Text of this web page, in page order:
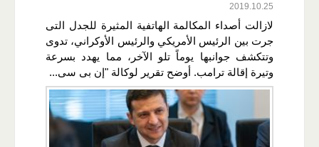
2019.10.25
لازالت أصداء المكالمة الهاتفية المثيرة للجدل التى
جرت بين الرئيس الأمريكي والرئيس الأوكراني، تدوى
وتتكشف جوانبها يوماً تلو الآخر، مما يهدد بسرعة
وتيرة إقالة ترامب. أوضح تقرير لوكالة "إن بى سى...